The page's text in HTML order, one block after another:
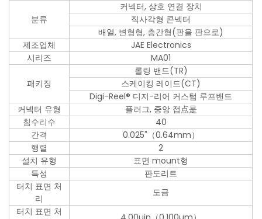
분류
커넥터, 상호 연결 장치
직사각형 콘넥터
배열, 변형형, 층간형(판을 판으로)
제조업체
JAE Electronics
시리즈
MA01
패키징
롤링 밴드(TR)
스케이킹 레이드(CT)
Digi-Reel® 디지-리어 커스텀 루프밴드
커넥터 유형
플러그, 중앙 접点是
침수리수
40
간격
0.025"（0.64mm）
행렬
2
설치 유형
표면 mount형
특성
판도리트
터치 표면 처
리
도금
터치 표면 처